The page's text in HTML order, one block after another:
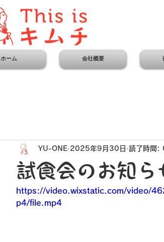
ホーム 会社概要
試食会のお知ら
YU-ONE 2025年9月30日 読了時間:
https://video.wixstatic.com/video/
p4/file.mp4